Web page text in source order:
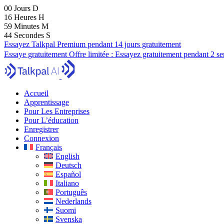
00 Jours D
16 Heures H
59 Minutes M
43 Secondes S
Essayez Talkpal Premium pendant 14 jours gratuitement
Essaye gratuitement Offre limitée : Essayez gratuitement pendant 2
Accueil
Apprentissage
Pour Les Entreprises
Pour L’éducation
Enregistrer
Connexion
Français
English
Deutsch
Español
Italiano
Português
Nederlands
Suomi
Svenska